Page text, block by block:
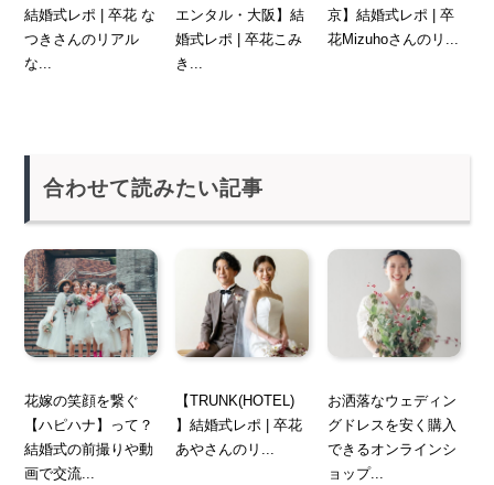
結婚式レポ | 卒花 な
つきさんのリアル
な...
エンタル・大阪】結
婚式レポ | 卒花こみ
き...
京】結婚式レポ | 卒
花Mizuhoさんのリ...
合わせて読みたい記事
花嫁の笑顔を繋ぐ
【ハピハナ】って？
結婚式の前撮りや動
画で交流...
【TRUNK(HOTEL)
】結婚式レポ | 卒花
あやさんのリ...
お洒落なウェディン
グドレスを安く購入
できるオンラインシ
ョップ...